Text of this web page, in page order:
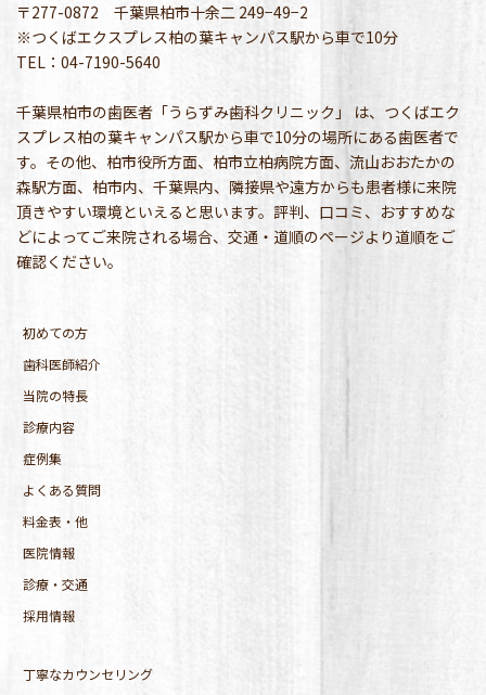
〒277-0872 千葉県柏市十余二 249−49−2
※つくばエクスプレス柏の葉キャンパス駅から車で10分
TEL：04-7190-5640
千葉県柏市の歯医者「うらずみ歯科クリニック」 は、つくばエク
スプレス柏の葉キャンパス駅から車で10分の場所にある歯医者で
す。その他、柏市役所方面、柏市立柏病院方面、流山おおたかの
森駅方面、柏市内、千葉県内、隣接県や遠方からも患者様に来院
頂きやすい環境といえると思います。評判、口コミ、おすすめな
どによってご来院される場合、交通・道順のページより道順をご
確認ください。
初めての方
歯科医師紹介
当院の特長
診療内容
症例集
よくある質問
料金表・他
医院情報
診療・交通
採用情報
丁寧なカウンセリング